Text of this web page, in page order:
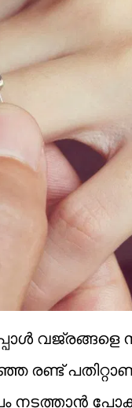
വജ്രങ്ങളെ
നടത്താന്‍